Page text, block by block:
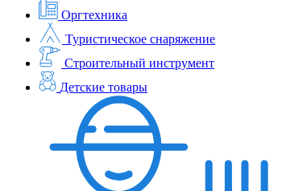
Оргтехника
Туристическое снаряжение
Строительный инструмент
Детские товары